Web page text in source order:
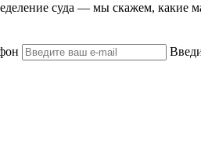
суда — мы скажем, какие